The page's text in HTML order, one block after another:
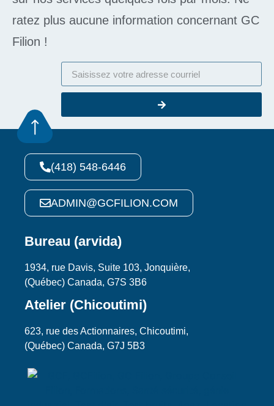
ratez plus aucune information concernant GC
Filion !
(418) 548-6446
ADMIN@GCFILION.COM
Bureau (arvida)
1934, rue Davis, Suite 103, Jonquière,
(Québec) Canada, G7S 3B6
Atelier (Chicoutimi)
623, rue des Actionnaires, Chicoutimi,
(Québec) Canada, G7J 5B3